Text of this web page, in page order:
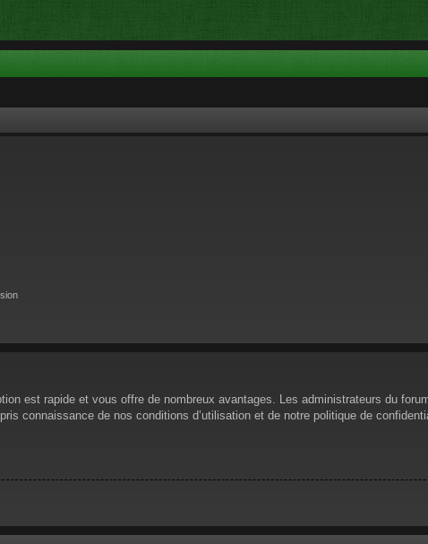
est rapide et vous offre de nombreux avantages. Les administrateurs du
connaissance de nos conditions d’utilisation et de notre politique de